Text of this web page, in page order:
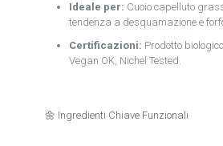
Ideale per: Cuoio capelluto
tendenza a desquamazione e
Certificazioni: Prodotto
Vegan OK, Nichel Tested.
🌼 Ingredienti Chiave Funzionali